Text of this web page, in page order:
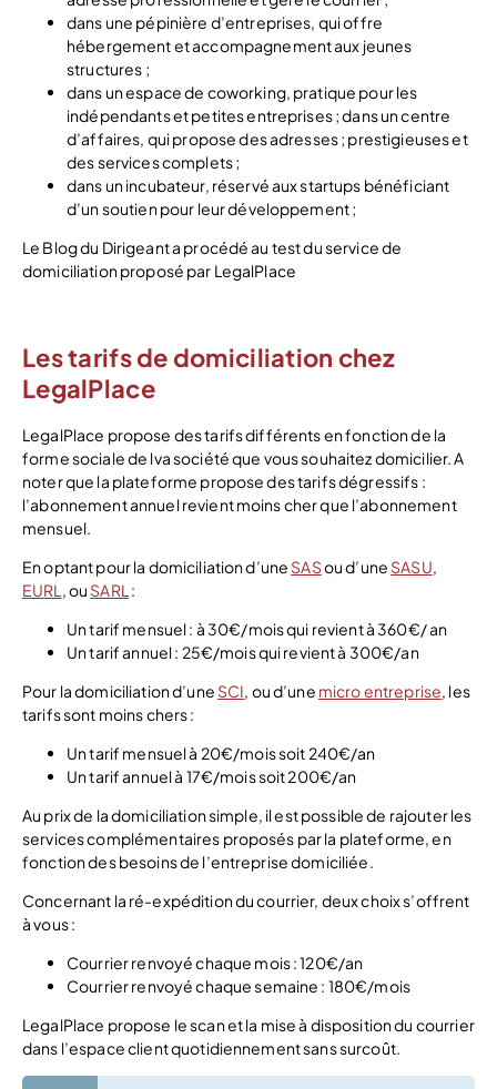
dans une pépinière d’entreprises, qui offre
hébergement et accompagnement aux jeunes
structures ;
dans un espace de coworking, pratique pour les
indépendants et petites entreprises ; dans un centre
d’affaires, qui propose des adresses ; prestigieuses et
des services complets ;
dans un incubateur, réservé aux startups bénéficiant
d’un soutien pour leur développement ;
Le Blog du Dirigeant a procédé au test du service de
domiciliation proposé par LegalPlace
Les tarifs de domiciliation chez
LegalPlace
LegalPlace propose des tarifs différents en fonction de la
forme sociale de lva société que vous souhaitez domicilier. A
noter que la plateforme propose des tarifs dégressifs :
l’abonnement annuel revient moins cher que l’abonnement
mensuel.
En optant pour la domiciliation d’une SASou d’une SASU,
EURL , ou SARL :
Un tarif mensuel : à 30€/mois qui revient à 360€/ an
Un tarif annuel : 25€/mois qui revient à 300€/an
Pour la domiciliation d’une SCI, ou d’une micro entreprise, les
tarifs sont moins chers :
Un tarif mensuel à 20€/mois soit 240€/an
Un tarif annuel à 17€/mois soit 200€/an
Au prix de la domiciliation simple, il est possible de rajouter les
services complémentaires proposés par la plateforme, en
fonction des besoins de l’entreprise domiciliée.
Concernant la ré-expédition du courrier, deux choix s’offrent
à vous :
Courrier renvoyé chaque mois : 120€/an
Courrier renvoyé chaque semaine : 180€/mois
LegalPlace propose le scan et la mise à disposition du courrier
dans l’espace client quotidiennement sans surcoût.